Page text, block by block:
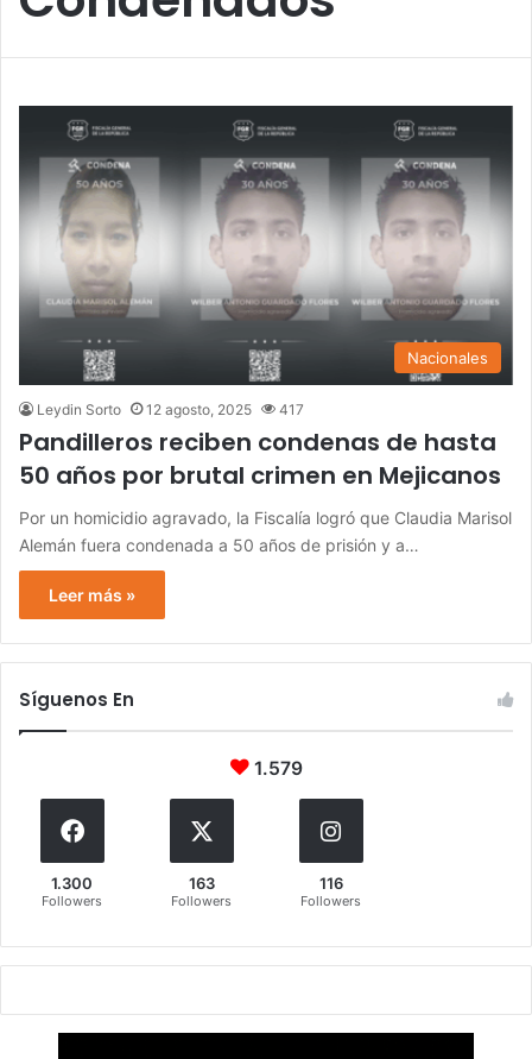
Nacionales
Leydin Sorto 12 agosto, 2025 417
Pandilleros reciben condenas de hasta
50 años por brutal crimen en Mejicanos
Por un homicidio agravado, la Fiscalía logró que Claudia Marisol
Alemán fuera condenada a 50 años de prisión y a…
Leer más »
Síguenos En
1.579
1.300
Followers
163
Followers
116
Followers